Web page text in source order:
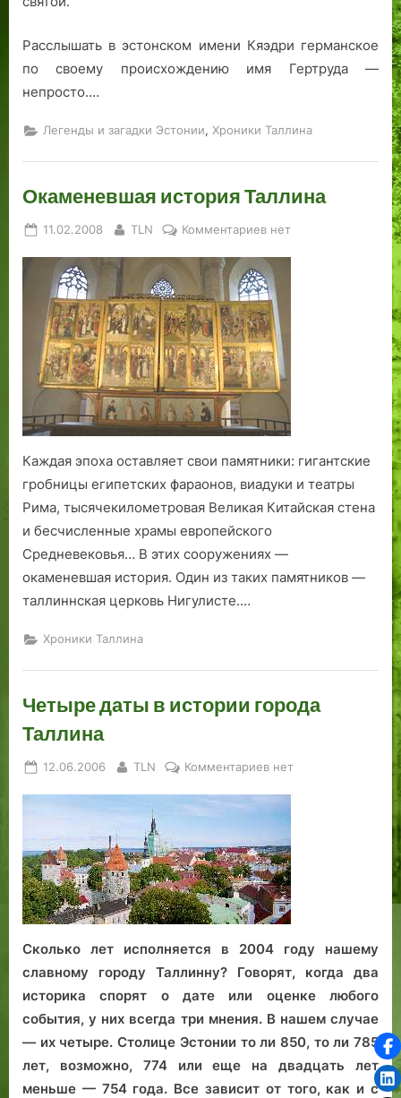
Расслышать в эстонском имени Кяэдри германское
по своему происхождению имя Гертруда —
непросто.…
Легенды и загадки Эстонии, Хроники Таллина
Окаменевшая история Таллина
Posted
11.02.2008 By
TLN Комментариевк
Окаменевшая
история
Таллина
нет
Каждая эпоха оставляет свои памятники: гигантские
гробницы египетских фараонов, виадуки и театры
Рима, тысячекилометровая Великая Китайская стена
и бесчисленные храмы европейского
Средневековья… В этих сооружениях —
окаменевшая история. Один из таких памятников —
таллиннская церковь Нигулисте.…
Хроники Таллина
Четыре даты в истории города
Таллина
Posted
12.06.2006 By
TLN Комментариевк
Четыре
даты
в
истории
города
Таллина
нет
Сколько лет исполняется в 2004 году нашему
славному городу Таллинну? Говорят, когда два
историка спорят о дате или оценке любого
события, у них всегда три мнения. В нашем случае
— их четыре. Столице Эстонии то ли 850, то ли 785
лет, возможно, 774 или еще на двадцать лет
меньше — 754 года. Все зависит от того, как и с